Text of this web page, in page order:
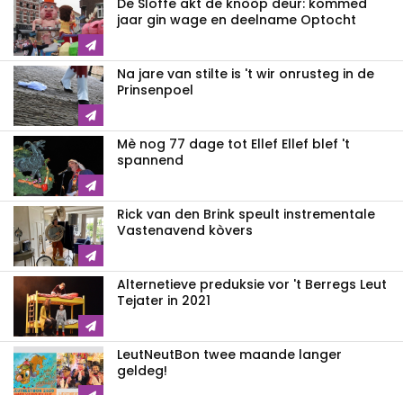
De Sloffe akt de knòòp deur: kommed
jaar gin wage en deelname Optocht
Na jare van stilte is 't wir onrusteg in de
Prinsenpoel
Mè nog 77 dage tot Ellef Ellef blef 't
spannend
Rick van den Brink speult instrementale
Vastenavend kòvers
Alternetieve preduksie vor 't Berregs Leut
Tejater in 2021
LeutNeutBon twee maande langer
geldeg!